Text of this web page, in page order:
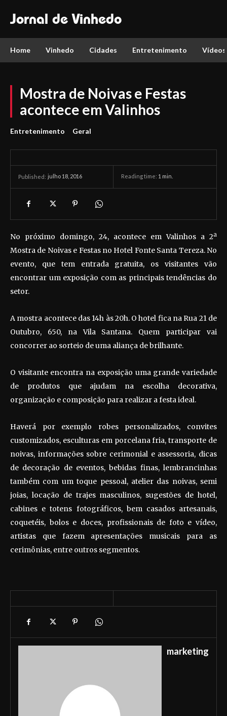
Jornal de Vinhedo
Home Vinhedo Cidades Entretenimento Vídeos
Mostra de Noivas e Festas
acontece em Valinhos
Entretenimento Geral
Published: julho 18, 2016 Reading time: 1 min.
No próximo domingo, 24, acontece em Valinhos a 2ª
Mostra de Noivas e Festas no Hotel Fonte Santa Tereza. No
evento, que tem entrada gratuita, os visitantes vão
encontrar um exposição com as principais tendências do
setor.
A mostra acontece das 14h às 20h. O hotel fica na Rua 21 de
Outubro, 650, na Vila Santana. Quem participar vai
concorrer ao sorteio de uma aliança de brilhante.
O visitante encontra na exposição uma grande variedade
de produtos que ajudam na escolha decorativa,
organização e composição para realizar a festa ideal.
Haverá por exemplo robes personalizados, convites
customizados, esculturas em porcelana fria, transporte de
noivas, informações sobre cerimonial e assessoria, dicas
de decoração de eventos, bebidas finas, lembrancinhas
também com um toque pessoal, atelier das noivas, semi
joias, locação de trajes masculinos, sugestões de hotel,
cabines e totens fotográficos, bem casados artesanais,
coquetéis, bolos e doces, profissionais de foto e vídeo,
artistas que fazem apresentações musicais para as
cerimônias, entre outros segmentos.
marketing